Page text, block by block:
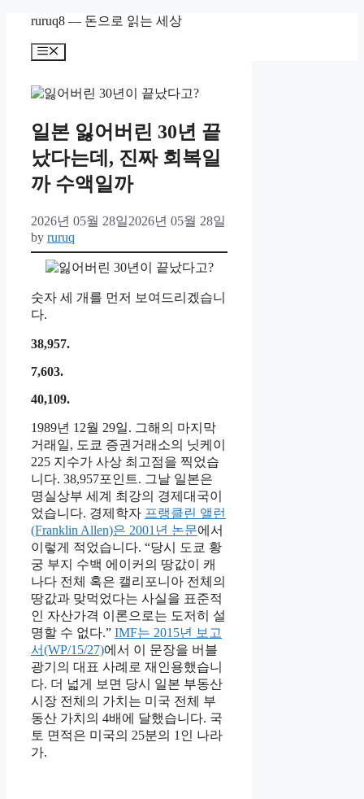
content
ruruq8 — 돈으로 읽는 세상
Menu
일본 잃어버린 30년 끝
났다는데, 진짜 회복일
까 수액일까
2026년 05월 28일2026년 05월 28일
by ruruq
숫자 세 개를 먼저 보여드리겠습니
다.
38,957.
7,603.
40,109.
1989년 12월 29일. 그해의 마지막
거래일, 도쿄 증권거래소의 닛케이
225 지수가 사상 최고점을 찍었습
니다. 38,957포인트. 그날 일본은
명실상부 세계 최강의 경제대국이
었습니다. 경제학자 프랭클린 앨런
(Franklin Allen)은 2001년 논문에서
이렇게 적었습니다. “당시 도쿄 황
궁 부지 수백 에이커의 땅값이 캐
나다 전체 혹은 캘리포니아 전체의
땅값과 맞먹었다는 사실을 표준적
인 자산가격 이론으로는 도저히 설
명할 수 없다.” IMF는 2015년 보고
서(WP/15/27)에서 이 문장을 버블
광기의 대표 사례로 재인용했습니
다. 더 넓게 보면 당시 일본 부동산
시장 전체의 가치는 미국 전체 부
동산 가치의 4배에 달했습니다. 국
토 면적은 미국의 25분의 1인 나라
가.